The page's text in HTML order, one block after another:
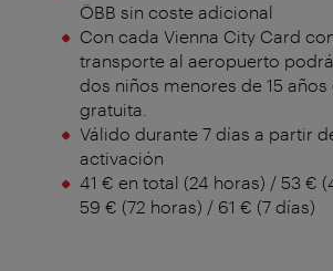
ÖBB sin coste adicional
Con cada Vienna City Card
transporte al aeropuerto
dos niños menores de 15
gratuita.
Válido durante 7 días a partir
activación
41 € en total (24 horas) / 53 €
59 € (72 horas) / 61 € (7 días)